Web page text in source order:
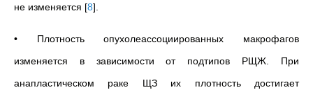
не изменяется [8]
• Плотность опухолеассоциированных макрофагов
изменяется в зависимости от подтипов РЩЖ. При
анапластическом раке ЩЗ их плотность достигает